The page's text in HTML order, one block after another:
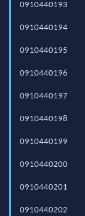
0910440193
0910440194
0910440195
0910440196
0910440197
0910440198
0910440199
0910440200
0910440201
0910440202